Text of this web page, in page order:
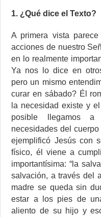
1. ¿Qué dice el Texto?
A primera vista
acciones de nuestro
en lo realmente
Ya nos lo dice en
pero un mismo
curar en sábado? Él
la necesidad existe y
posible llegamos
necesidades del
ejemplificó Jesús con
físico, él viene a
importantísima: “la
salvación, a través del
madre se queda sin
estar a los pies de
aliento de su hijo y